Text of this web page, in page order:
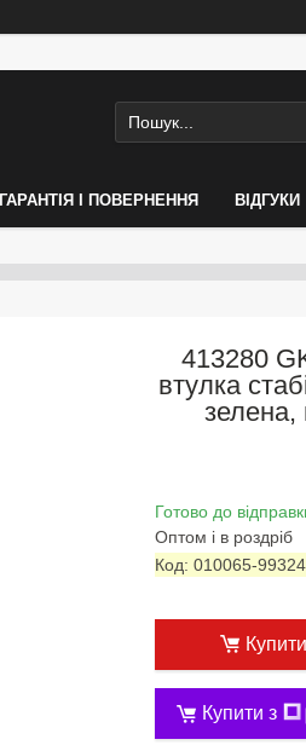
ГАРАНТІЯ І ПОВЕРНЕННЯ ВІДГУКИ
413280
втулка
Готово до
Оптом і в роздріб
Код: 010065-99324
Купити
Купити з